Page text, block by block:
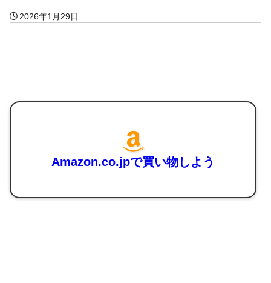
2026年1月29日
Amazon.co.jpで買い物しよう